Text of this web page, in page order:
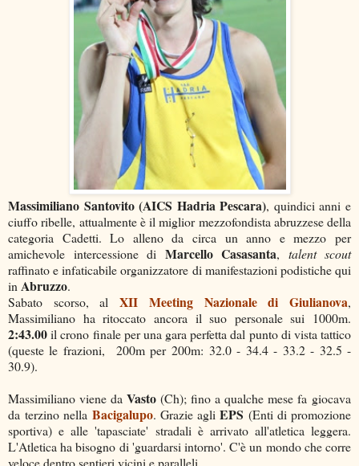
Massimiliano Santovito (AICS Hadria Pescara), quindici anni e
ciuffo ribelle, attualmente è il miglior mezzofondista abruzzese della
categoria Cadetti. Lo alleno da circa un anno e mezzo per
amichevole intercessione di Marcello Casasanta, talent scout
raffinato e infaticabile organizzatore di manifestazioni podistiche qui
in Abruzzo.
Sabato scorso, alXII Meeting Nazionale di Giulianova,
Massimiliano ha ritoccato ancora il suo personale sui 1000m.
2:43.00il crono finale per una gara perfetta dal punto di vista tattico
(queste le frazioni, 200m per 200m: 32.0 - 34.4 - 33.2 - 32.5 -
30.9).
Massimiliano viene da Vasto (Ch); fino a qualche mese fa giocava
da terzino nella Bacigalupo. Grazie agliEPS (Enti di promozione
sportiva) e alle 'tapasciate' stradali è arrivato all'atletica leggera.
L'Atletica ha bisogno di 'guardarsi intorno'. C'è un mondo che corre
veloce dentro sentieri vicini e paralleli.